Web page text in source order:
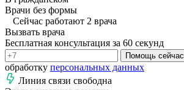
Врачи без формы
Сейчас работают 2 врача
Вызвать врача
Бесплатная консультация за 60 секунд
Помощь сейчас
обработку персональных данных
Линия связи свободна